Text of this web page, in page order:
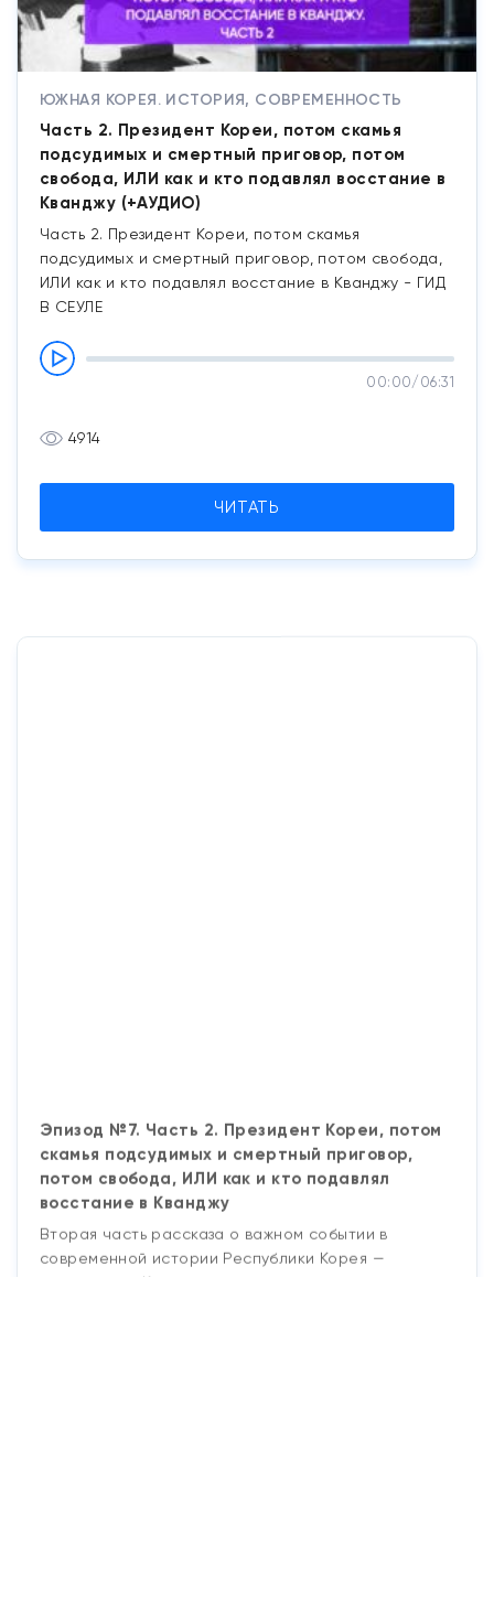
ЮЖНАЯ КОРЕЯ. ИСТОРИЯ, СОВРЕМЕННОСТЬ
Часть 2. Президент Кореи, потом скамья
подсудимых и смертный приговор, потом
свобода, ИЛИ как и кто подавлял восстание в
Кванджу (+АУДИО)
Часть 2. Президент Кореи, потом скамья
подсудимых и смертный приговор, потом свобода,
ИЛИ как и кто подавлял восстание в Кванджу - ГИД
В СЕУЛЕ
00:00/ 06:31
4914
ЧИТАТЬ
скамья подсудимых и смертный приговор,
потом свобода, ИЛИ как и кто подавлял
восстание в Кванджу
Вторая часть рассказа о важном событии в
современной истории Республики Корея —
восстание в Кванджу, и о человеке, под
управлением которого всё происходило. В